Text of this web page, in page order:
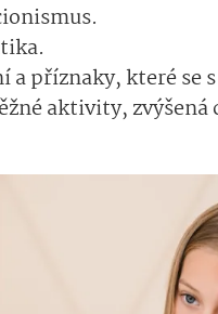
a příznaky, které
aktivity,